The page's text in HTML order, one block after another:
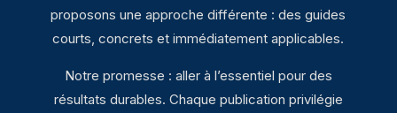
proposons une approche différente : des guides
courts, concrets et immédiatement applicables.
Notre promesse : aller à l’essentiel pour des
résultats durables. Chaque publication privilégie